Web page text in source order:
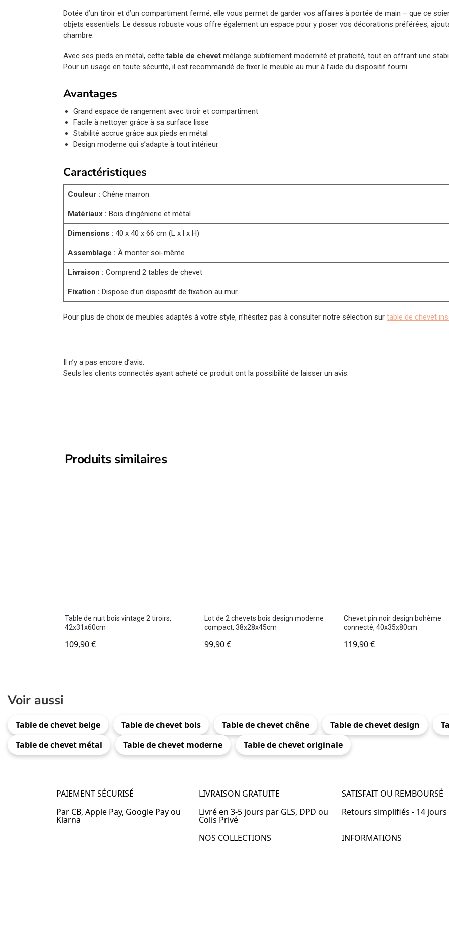
Dotée d’un tiroir et d’un compartiment fermé, elle vous permet de garder vos affaires à portée de main – que ce
objets essentiels. Le dessus robuste vous offre également un espace pour y poser vos décorations préférées,
chambre.
Avec ses pieds en métal, cettetable de chevet mélange subtilement modernité et praticité, tout en offrant une
Pour un usage en toute sécurité, il est recommandé de fixer le meuble au mur à l’aide du dispositif fourni.
Avantages
Grand espace de rangement avec tiroir et compartiment
Facile à nettoyer grâce à sa surface lisse
Stabilité accrue grâce aux pieds en métal
Design moderne qui s’adapte à tout intérieur
Caractéristiques
Couleur : Chêne marron
Matériaux : Bois d’ingénierie et métal
Dimensions : 40 x 40 x 66 cm (L x l x H)
Assemblage : À monter soi-même
Livraison : Comprend 2 tables de chevet
Fixation : Dispose d’un dispositif de fixation au mur
Pour plus de choix de meubles adaptés à votre style, n’hésitez pas à consulter notre sélection surtable de chevet
Il n’y a pas encore d’avis.
Seuls les clients connectés ayant acheté ce produit ont la possibilité de laisser un avis.
Produits similaires
Table de nuit bois vintage 2 tiroirs,
42x31x60cm
109,90€
Lot de 2 chevets bois design moderne
compact, 38x28x45cm
99,90€
Chevet pin noir design bohème
connecté, 40x35x80cm
119,90€
Voir aussi
Table de chevet beige Table de chevet bois Table de chevet chêne Table de chevet design
Table de chevet métal
Table de chevet moderne Table de chevet originale
PAIEMENT SÉCURISÉ
Par CB, Apple Pay, Google Pay ou
Klarna
LIVRAISON GRATUITE
Livré en 3-5 jours par GLS, DPD ou
Colis Privé
SATISFAIT OU REMBOURSÉ
Retours simplifiés - 14 jours
NOS COLLECTIONS
INFORMATIONS